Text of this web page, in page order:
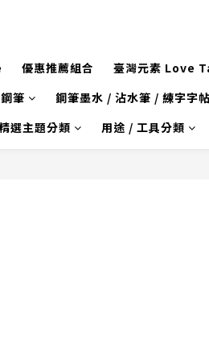
優惠推薦組合 臺灣元素 Love
筆 鋼筆墨水 / 沾水筆 / 練字字帖
選主題分類 用途 / 工具分類